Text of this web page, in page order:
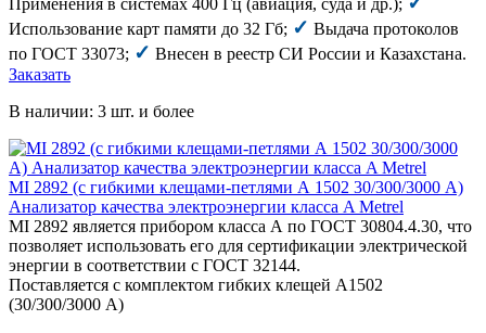
Использование карт памяти до 32 Гб; ✓ Выдача протоколов
по ГОСТ 33073; ✓ Внесен в реестр СИ России и Казахстана.
Заказать
В наличии: 3 шт. и более
MI 2892 (с гибкими клещами-петлями А 1502 30/300/3000 А)
Анализатор качества электроэнергии класса A Metrel
MI 2892 является прибором класса А по ГОСТ 30804.4.30, что
позволяет использовать его для сертификации электрической
энергии в соответствии с ГОСТ 32144.
Поставляется с комплектом гибких клещей А1502
(30/300/3000 А)